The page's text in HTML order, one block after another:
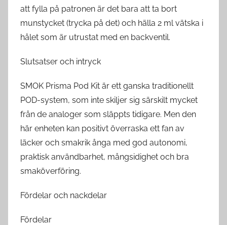
att fylla på patronen är det bara att ta bort
munstycket (trycka på det) och hälla 2 ml vätska i
hålet som är utrustat med en backventil.
Slutsatser och intryck
SMOK Prisma Pod Kit är ett ganska traditionellt
POD-system, som inte skiljer sig särskilt mycket
från de analoger som släppts tidigare. Men den
här enheten kan positivt överraska ett fan av
läcker och smakrik ånga med god autonomi,
praktisk användbarhet, mångsidighet och bra
smaköverföring.
Fördelar och nackdelar
Fördelar